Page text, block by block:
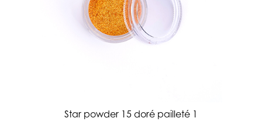
Star powder 15 doré pailleté 1